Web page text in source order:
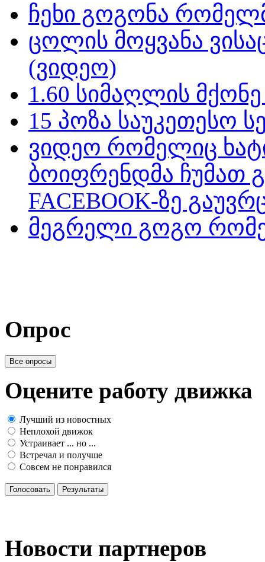
ჩეხი გოგონა
ცოლის მოყვანა
(ვიდეო)
1.60 სიმაღლის
15 პოზა საუკეთესო
ვიდეო რომელიც
ბოიფრენდმა ჩუმათ
FACEBOOK-ზე
მეგრელი გოგო
Опрос
Все опросы
Оцените работу движка
Лучший из новостных
Неплохой движок
Устраивает ... но ...
Встречал и получше
Совсем не понравился
Голосовать Результаты
Новости партнеров